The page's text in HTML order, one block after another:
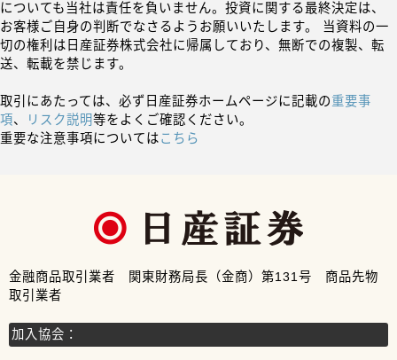
についても当社は責任を負いません。投資に関する最終決定は、
お客様ご自身の判断でなさるようお願いいたします。 当資料の一
切の権利は日産証券株式会社に帰属しており、無断での複製、転
送、転載を禁じます。
取引にあたっては、必ず日産証券ホームページに記載の重要事
項、 リスク説明等をよくご確認ください。
重要な注意事項についてはこちら
金融商品取引業者 関東財務局長（金商）第131号 商品先物
取引業者
加入協会：